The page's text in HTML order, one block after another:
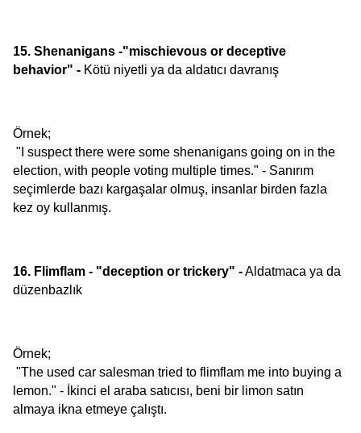
15. Shenanigans -"mischievous or deceptive
behavior" - Kötü niyetli ya da aldatıcı davranış
Örnek;
"I suspect there were some shenanigans going on in the
election, with people voting multiple times." - Sanırım
seçimlerde bazı kargaşalar olmuş, insanlar birden fazla
kez oy kullanmış.
16. Flimflam - "deception or trickery" - Aldatmaca ya da
düzenbazlık
Örnek;
"The used car salesman tried to flimflam me into buying a
lemon." - İkinci el araba satıcısı, beni bir limon satın
almaya ikna etmeye çalıştı.